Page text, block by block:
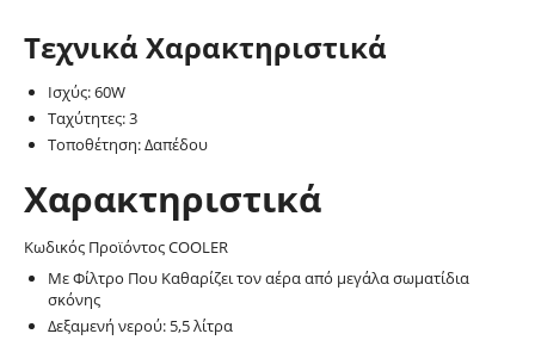
Τεχνικά Χαρακτηριστικά
Ισχύς: 60W
Ταχύτητες: 3
Τοποθέτηση: Δαπέδου
Χαρακτηριστικά
Κωδικός Προϊόντος COOLER
Με Φίλτρο Που Καθαρίζει τον αέρα από μεγάλα σωματίδια
σκόνης
Δεξαμενή νερού: 5,5 λίτρα